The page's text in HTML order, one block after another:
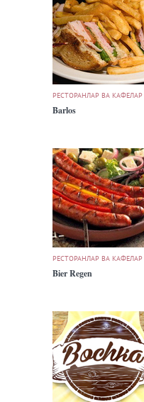
РЕСТОРАНЛАР ВА КАФЕЛАР
Barlos
РЕСТОРАНЛАР ВА КАФЕЛАР
Bier Regen